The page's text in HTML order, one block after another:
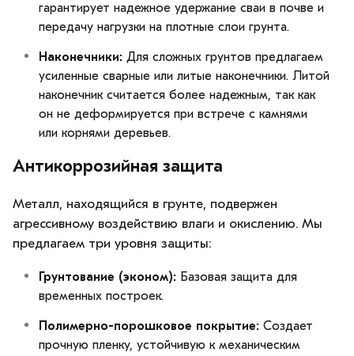
гарантирует надежное удержание сваи в почве и
передачу нагрузки на плотные слои грунта.
Наконечники: Для сложных грунтов предлагаем
усиленные сварные или литые наконечники. Литой
наконечник считается более надежным, так как
он не деформируется при встрече с камнями
или корнями деревьев.
Антикоррозийная защита
Металл, находящийся в грунте, подвержен
агрессивному воздействию влаги и окислению. Мы
предлагаем три уровня защиты:
Грунтование (эконом): Базовая защита для
временных построек.
Полимерно-порошковое покрытие: Создает
прочную пленку, устойчивую к механическим